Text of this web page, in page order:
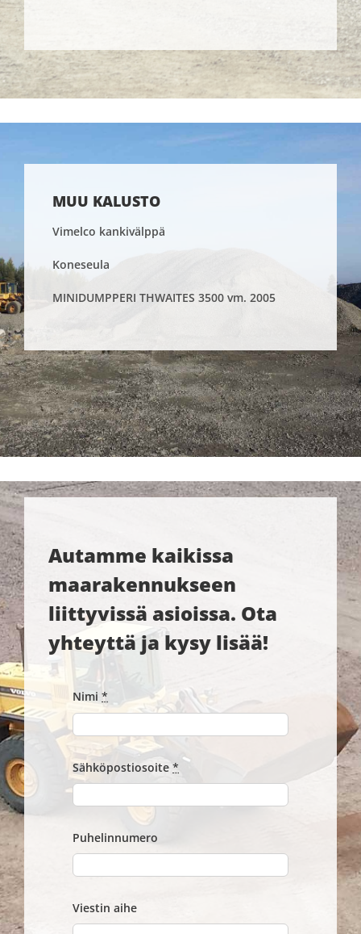
MUU KALUSTO
Vimelco kankivälppä
Koneseula
MINIDUMPPERI THWAITES 3500 vm. 2005
Autamme kaikissa
maarakennukseen
liittyvissä asioissa. Ota
yhteyttä ja kysy lisää!
Nimi *
Sähköpostiosoite *
Puhelinnumero
Viestin aihe